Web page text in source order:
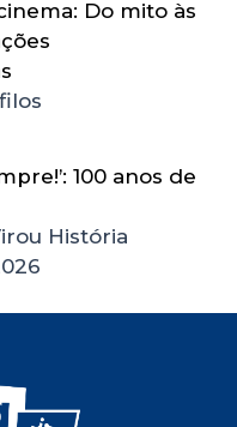
Do mito às
100 anos de
História